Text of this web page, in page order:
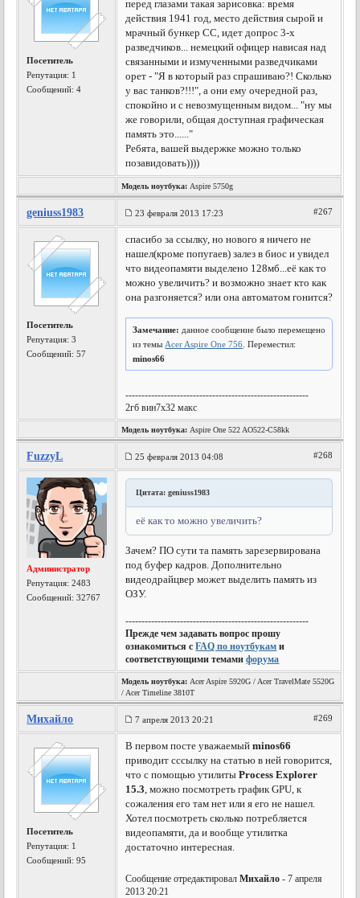
Посетитель
Репутация: 1
Сообщений: 4
перед глазами такая зарисовка: время
действия 1941 год, место действия сырой и
мрачный бункер СС, идет допрос 3-х
разведчиков... немецкий офицер нависая над
связанными и измученными разведчиками
орет - "Я в который раз спрашиваю?! Сколько
у вас танков?!!!", а они ему очередной раз,
спокойно и с невозмущенным видом... "ну мы
же говорили, общая доступная графическая
память это......"
Ребята, вашей выдержке можно только
позавидовать))))
Модель ноутбука: Aspire 5750g
geniuss1983 23 февраля 2013 17:23 #267
Посетитель
Репутация:3
Сообщений: 57
спасибо за ссылку, но нового я ничего не
нашел(кроме попугаев) залез в биос и увидел
что видеопамяти выделено 128мб...её как то
можно увеличить? и возможно знает кто как
она разгоняется? или она автоматом гонится?
Замечание: данное сообщение было перемещено
из темы Acer Aspire One 756 . Переместил:
minos66
---------------------------------------------------------
2гб вин7х32 макс
Модель ноутбука: Aspire One 522 AO522-C58kk
FuzzyL 25 февраля 2013 04:08 #268
Администратор
Репутация:2483
Сообщений: 32767
Цитата: geniuss1983
её как то можно увеличить?
Зачем? ПО сути та память зарезервирована
под буфер кадров. Дополнительно
видеодрайцвер может выделить память из
ОЗУ.
---------------------------------------------------------
Прежде чем задавать вопрос прошу
ознакомиться сFAQ по ноутбукам и
соответствующими темамифорума
Модель ноутбука: Acer Aspire 5920G / Acer TravelMate 5520G
/ Acer Timeline 3810T
Михайло 7 апреля 2013 20:21 #269
Посетитель
Репутация: 1
Сообщений: 95
В первом посте уважаемыйminos66
приводит сссылку на статью в ней говорится,
что с помощью утилитыProcess Explorer
15.3, можно посмотреть график GPU, к
сожаления его там нет или я его не нашел.
Хотел посмотреть сколько потребляется
видеопамяти, да и вообще утилитка
достаточно интересная.
Сообщение отредактировалМихайло - 7 апреля
2013 20:21